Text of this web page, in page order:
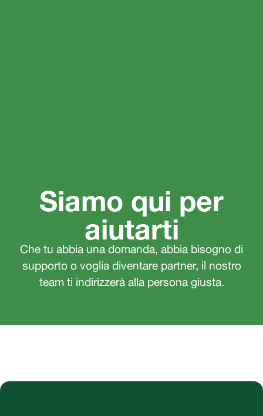
Siamo qui per
aiutarti
Che tu abbia una domanda, abbia bisogno di
supporto o voglia diventare partner, il nostro
team ti indirizzerà alla persona giusta.